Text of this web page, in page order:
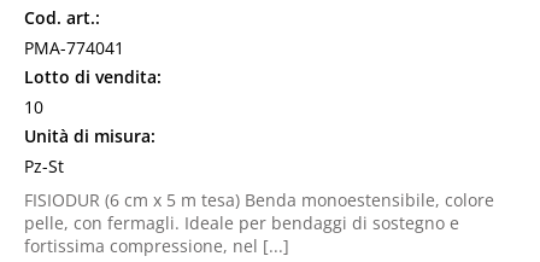
Cod. art.:
PMA-774041
Lotto di vendita:
10
Unità di misura:
Pz-St
FISIODUR (6 cm x 5 m tesa) Benda monoestensibile, colore
pelle, con fermagli. Ideale per bendaggi di sostegno e
fortissima compressione, nel [...]